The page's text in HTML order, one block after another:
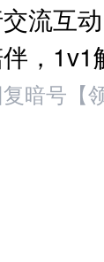
流互
，1v1
暗号【